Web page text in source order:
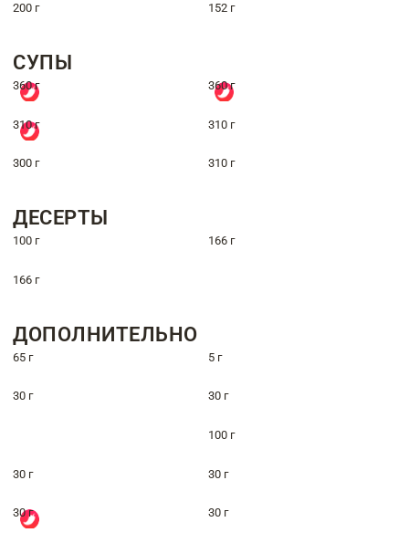
200 г 152 г
СУПЫ
360 г 360 г
310 г 310 г
300 г 310 г
ДЕСЕРТЫ
100 г 166 г
166 г
ДОПОЛНИТЕЛЬНО
65 г 5 г
30 г 30 г
100 г
30 г 30 г
30 г 30 г